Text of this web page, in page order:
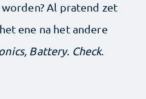
Al pratend zet
ene na het andere
Battery. Check.